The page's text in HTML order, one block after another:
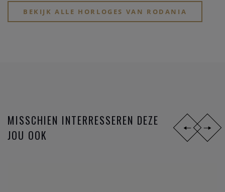
Rodania horloges zijn al meer dan 40 jaar trouwe partner in onze zaak.
BEKIJK ALLE HORLOGES VAN RODANIA
MISSCHIEN INTERRESSEREN DEZE
JOU OOK